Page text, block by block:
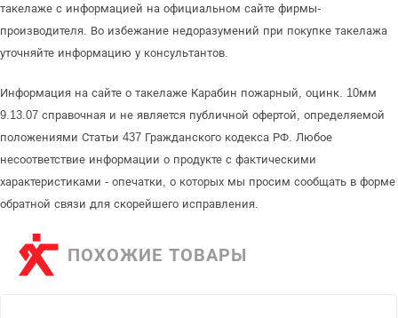
такелаже с информацией на официальном сайте фирмы-
производителя. Во избежание недоразумений при покупке такелажа
уточняйте информацию у консультантов.
Информация на сайте о такелаже Карабин пожарный, оцинк. 10мм
9.13.07 справочная и не является публичной офертой, определяемой
положениями Статьи 437 Гражданского кодекса РФ. Любое
несоответствие информации о продукте с фактическими
характеристиками - опечатки, о которых мы просим сообщать в форме
обратной связи для скорейшего исправления.
ПОХОЖИЕ ТОВАРЫ